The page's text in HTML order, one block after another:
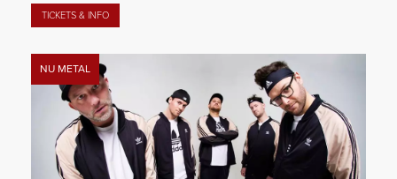
TICKETS & INFO
NU METAL